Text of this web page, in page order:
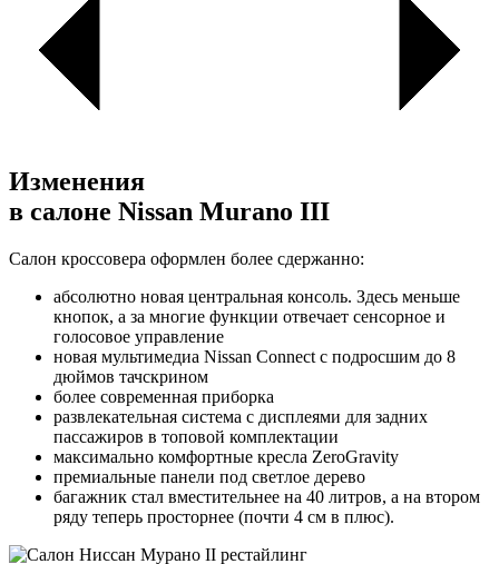
Изменения
в салоне Nissan Murano III
Салон кроссовера оформлен более сдержанно:
абсолютно новая центральная консоль. Здесь меньше
кнопок, а за многие функции отвечает сенсорное и
голосовое управление
новая мультимедиа Nissan Connect с подросшим до 8
дюймов тачскрином
более современная приборка
развлекательная система с дисплеями для задних
пассажиров в топовой комплектации
максимально комфортные кресла ZeroGravity
премиальные панели под светлое дерево
багажник стал вместительнее на 40 литров, а на втором
ряду теперь просторнее (почти 4 см в плюс).